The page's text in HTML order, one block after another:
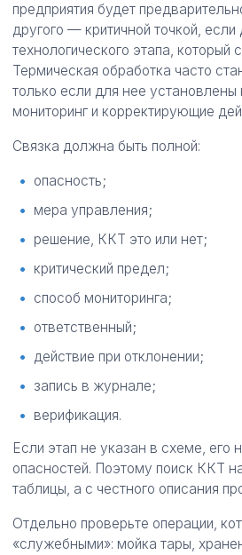
предприятия будет
другого — критичной точкой,
технологического этапа, который
Термическая обработка часто
только если для нее установлены
мониторинг и корректирующие
Связка должна быть полной:
опасность;
мера управления;
решение, ККТ это или нет;
критический предел;
способ мониторинга;
ответственный;
действие при отклонении;
запись в журнале;
верификация.
Если этап не указан в схеме, его
опасностей. Поэтому поиск ККТ
таблицы, а с честного описания
Отдельно проверьте операции,
«служебными»: мойка тары,